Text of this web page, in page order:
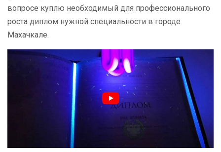
вопросе куплю необходимый для профессионального
роста диплом нужной специальности в городе
Махачкале.